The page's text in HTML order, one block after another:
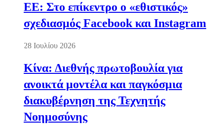
ΕΕ: Στο επίκεντρο ο «εθιστικός»
σχεδιασμός Facebook και Instagram
28 Ιουλίου 2026
Κίνα: Διεθνής πρωτοβουλία για
ανοικτά μοντέλα και παγκόσμια
διακυβέρνηση της Τεχνητής
Νοημοσύνης